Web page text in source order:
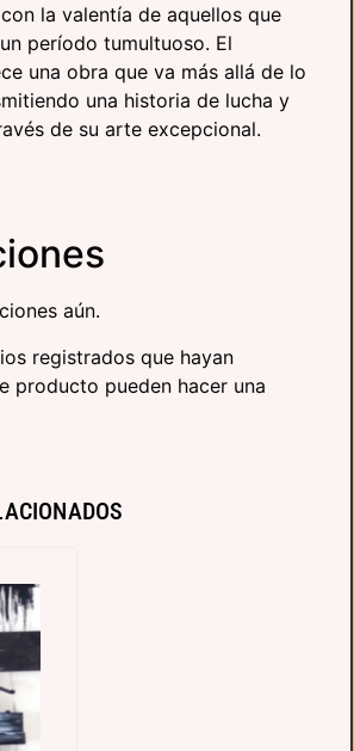
la valentía de aquellos que
período tumultuoso. El
una obra que va más allá de lo
una historia de lucha y
de su arte excepcional.
aún.
registrados que hayan
producto pueden hacer una